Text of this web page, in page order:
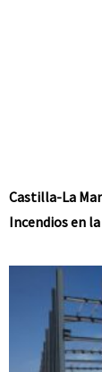
Castilla-La
Incendios en